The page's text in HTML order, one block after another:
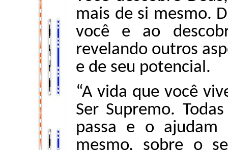
mais de si mesmo.
você e ao
revelando outros
e de seu potencial.
“A vida que você
Ser Supremo.
passa e o ajudam
mesmo, sobre o